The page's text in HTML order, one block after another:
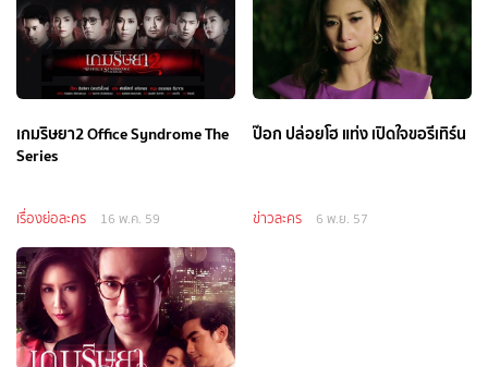
เกมริษยา2 Office Syndrome The
Series
เรื่องย่อละคร 16 พ.ค. 59
ป๊อก ปล่อยโฮ แท่ง เปิดใจขอรีเทิร์น
ข่าวละคร 6 พ.ย. 57